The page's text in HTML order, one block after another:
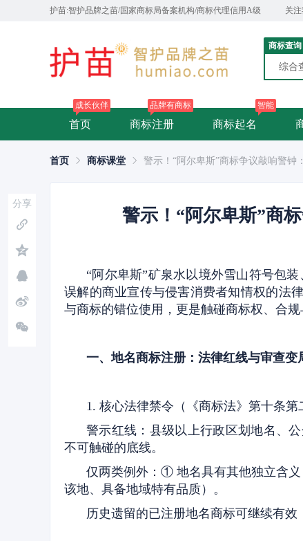
护苗:智护品牌之苗/国家商标局备案机构/商标代理信用A级 关
商标查询
综合
首页
成长伙伴
商标注册
品牌有商标
商标起名
智能
首页 商标课堂 警示！“阿尔卑斯”商标争议敲响警钟
警示！“阿尔卑斯”商
“阿尔卑斯”矿泉水以境外雪山符号包
误解的商业宣传与侵害消费者知情权的法
与商标的错位使用，更是触碰商标权、合
一、地名商标注册：法律红线与审查变
1. 核心法律禁令（《商标法》第十条第
警示红线：县级以上行政区划地名、
不可触碰的底线。
仅两类例外：① 地名具有其他独立含
该地、具备地域特有品质）。
历史遗留的已注册地名商标可继续有效
分享